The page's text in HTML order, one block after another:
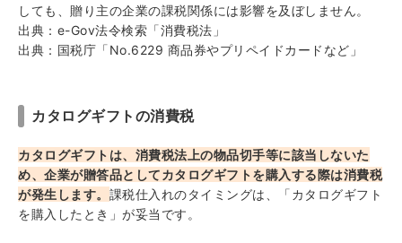
しても、贈り主の企業の課税関係には影響を及ぼしません。
出典： e-Gov法令検索「消費税法」
出典： 国税庁「No.6229 商品券やプリペイドカードなど」
カタログギフトの消費税
カタログギフトは、消費税法上の物品切手等に該当しないた
め、企業が贈答品としてカタログギフトを購入する際は消費税
が発生します。 課税仕入れのタイミングは、「カタログギフト
を購入したとき」が妥当です。